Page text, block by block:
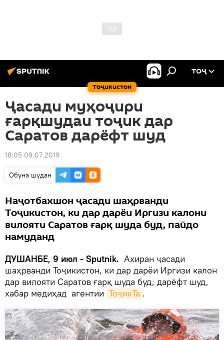
Тоҷикистон
ТОҶ
Ҷасади муҳоҷири
ғарқшудаи тоҷик дар
Саратов дарёфт шуд
18:05 09.07.2019
Обуна шудан
Наҷотбахшон ҷасади шаҳрванди
Тоҷикистон, ки дар дарёи Иргизи калони
вилояти Саратов ғарқ шуда буд, пайдо
намуданд
ДУШАНБЕ, 9 июл - Sputnik. Ахиран ҷасади
шаҳрванди Тоҷикистон, ки дар дарёи Иргизи калон
дар вилояти Саратов ғарқ шуда буд, дарёфт шуд,
хабар медиҳад агентии ТоҷикТа .